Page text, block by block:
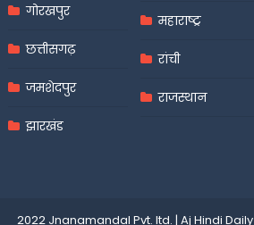
गोरखपुर
छत्तीसगढ़
जमशेदपुर
झारखंड
महाराष्ट्र
रांची
राजस्थान
2022 Jnanamandal Pvt. ltd. | Aj Hindi Daily